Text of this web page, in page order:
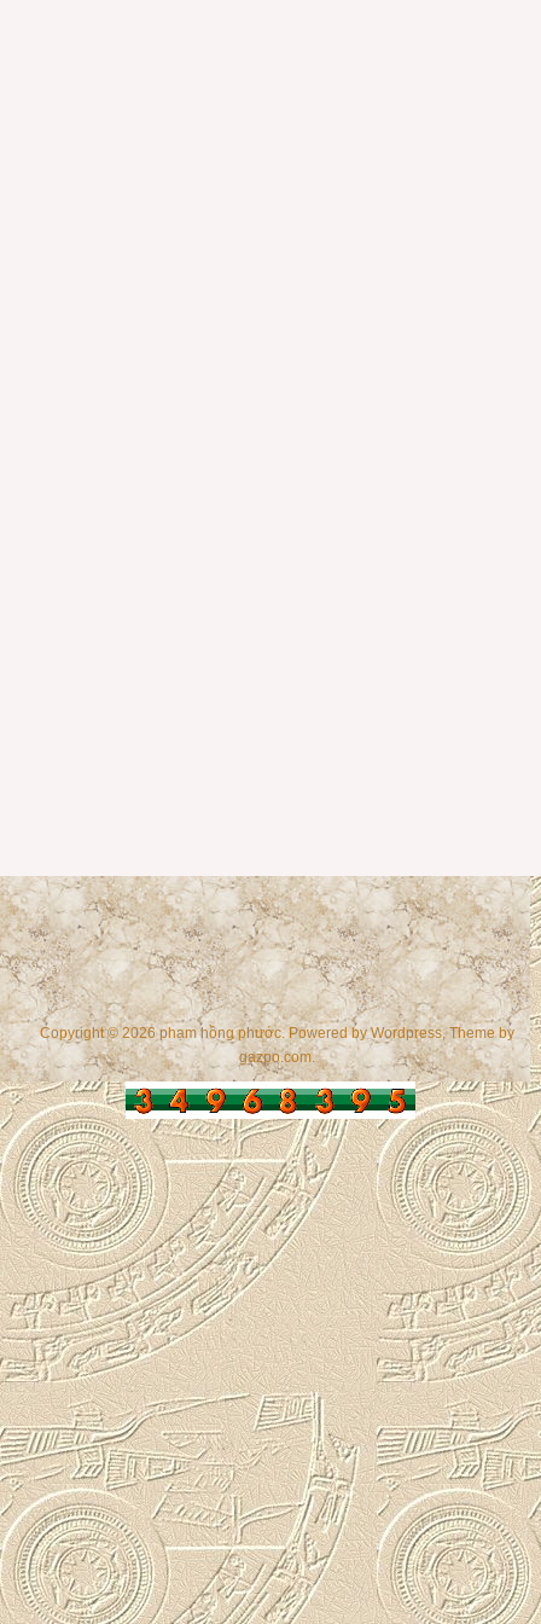
Copyright © 2026 phạm hồng phước. Powered byWordpress, Theme by
gazpo.com.